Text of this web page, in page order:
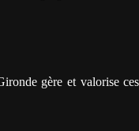
gère et valorise